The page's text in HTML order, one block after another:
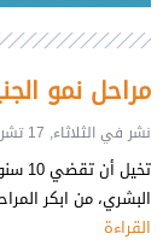
مراحل نمو
نشر في الثلاثاء, 17 تشرين الأول 2017
البشري، من ابكر
القراءة